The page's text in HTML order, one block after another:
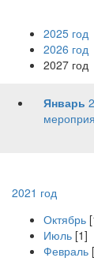
2025 год
2026 год
2027 год
Январь 2
2021 год
Октябрь
Июль [1]
Февраль